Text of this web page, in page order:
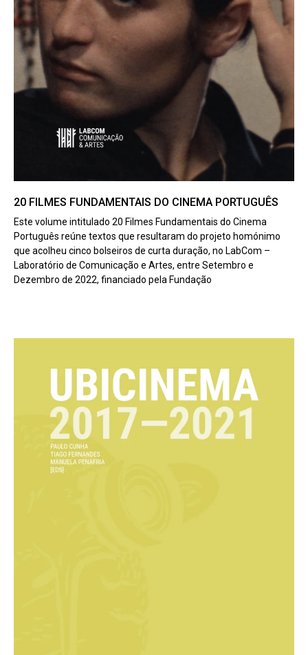
20 FILMES FUNDAMENTAIS DO CINEMA PORTUGUÊS
Este volume intitulado 20 Filmes Fundamentais do Cinema
Português reúne textos que resultaram do projeto homónimo
que acolheu cinco bolseiros de curta duração, no LabCom –
Laboratório de Comunicação e Artes, entre Setembro e
Dezembro de 2022, financiado pela Fundação